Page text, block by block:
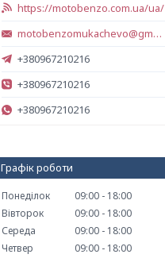
https://motobenzo.com.ua/ua/
motobenzomukachevo@gmail.com
+380967210216
+380967210216
+380967210216
Графік роботи
Понеділок 09:00
18:00
Вівторок
09:00
18:00
Середа
09:00
18:00
Четвер
09:00
18:00